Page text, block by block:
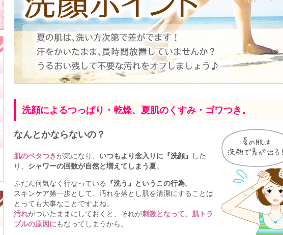
洗顔によるつっぱり・乾燥、夏肌のくすみ・ゴワつき。
なんとかならないの？
肌のベタつきが気になり、 いつもより念入りに『洗顔』
した
り、 シャワーの回数が自然と増えてしまう夏。
ふだん何気なく行なっている 『洗う』というこの行為。
スキンケア第一歩として、汚れを落とし肌を清潔にすることは
とっても大事なことですよね。
汚れがついたままにしておくと、それが刺激となって、肌トラ
ブルの原因にもなってしまうから。